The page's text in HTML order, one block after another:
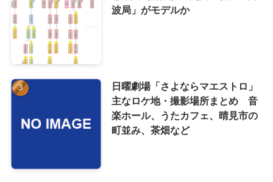
波局」がモデルか
日曜劇場「さよならマエストロ」
主なロケ地・撮影場所まとめ 音
楽ホール、うたカフェ、晴見市の
町並み、茶畑など